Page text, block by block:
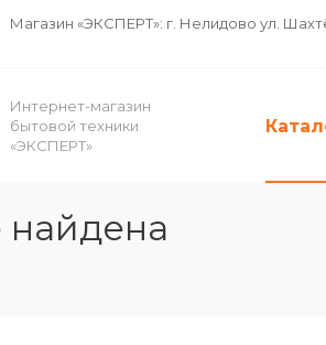
Магазин «ЭКСПЕРТ»: г. Нелидово ул.
Интернет-магазин
бытовой техники
«ЭКСПЕРТ»
найдена